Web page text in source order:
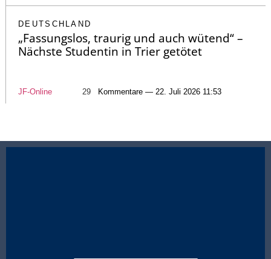
DEUTSCHLAND
„Fassungslos, traurig und auch wütend“ –
Nächste Studentin in Trier getötet
JF-Online 29 Kommentare — 22. Juli 2026 11:53